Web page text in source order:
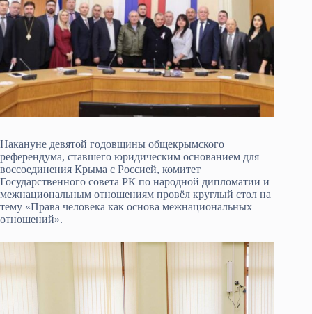
Накануне девятой годовщины общекрымского
референдума, ставшего юридическим основанием для
воссоединения Крыма с Россией, комитет
Государственного совета РК по народной дипломатии и
межнациональным отношениям провёл круглый стол на
тему «Права человека как основа межнациональных
отношений».